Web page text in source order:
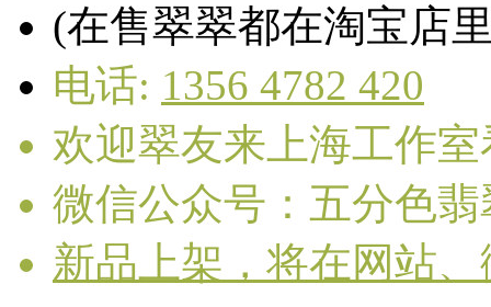
(在售翠翠都在淘宝店
电话: 1356 4782 420
欢迎翠友来上海工作
微信公众号：五分色翡
新品上架，将在网站